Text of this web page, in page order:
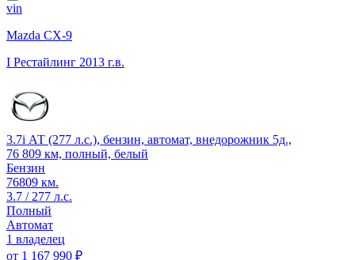
vin
Mazda CX-9
I Рестайлинг 2013 г.в.
3.7i АТ (277 л.с.), бензин, автомат, внедорожник 5д.,
76 809 км, полный, белый
Бензин
76809 км.
3.7 / 277 л.с.
Полный
Автомат
1 владелец
от 1 167 990 ₽